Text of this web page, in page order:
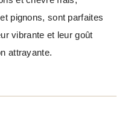
pignons, sont parfaites
vibrante et leur goût
attrayante.